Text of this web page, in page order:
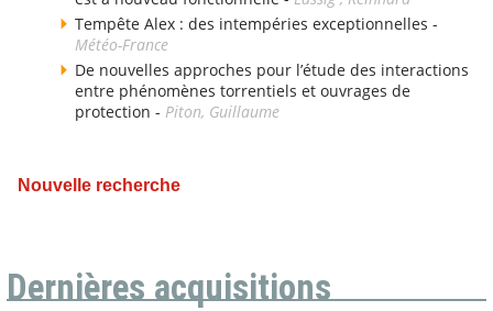
Tempête Alex : des intempéries exceptionnelles -
Météo-France
De nouvelles approches pour l’étude des interactions
entre phénomènes torrentiels et ouvrages de
protection - Piton, Guillaume
Nouvelle recherche
Dernières acquisitions